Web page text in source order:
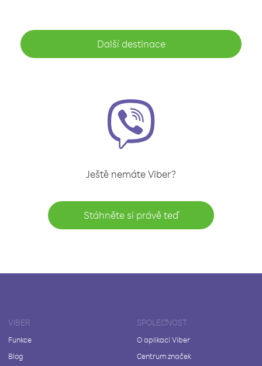
Další destinace
Ještě nemáte Viber?
Stáhněte si právě teď
VIBER
Funkce
Blog
SPOLEČNOST
O aplikaci Viber
Centrum značek